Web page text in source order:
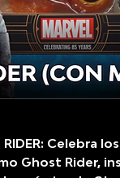
RIDER: Celebra
Ghost Rider,